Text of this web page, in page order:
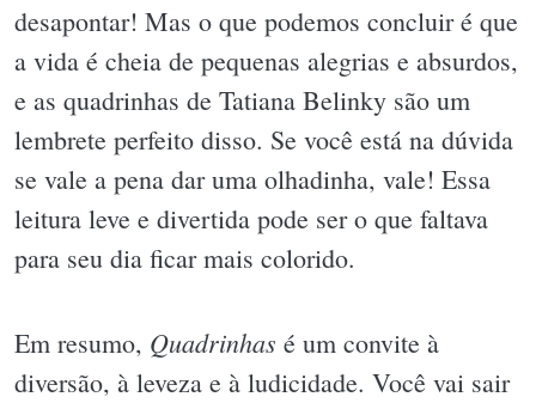
desapontar! Mas o que podemos concluir é que
a vida é cheia de pequenas alegrias e absurdos,
e as quadrinhas de Tatiana Belinky são um
lembrete perfeito disso. Se você está na dúvida
se vale a pena dar uma olhadinha, vale! Essa
leitura leve e divertida pode ser o que faltava
para seu dia ficar mais colorido.
Em resumo, Quadrinhas é um convite à
diversão, à leveza e à ludicidade. Você vai sair